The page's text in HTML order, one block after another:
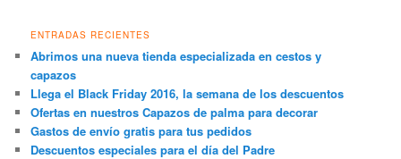
ENTRADAS RECIENTES
Abrimos una nueva tienda especializada en cestos y
capazos
Llega el Black Friday 2016, la semana de los descuentos
Ofertas en nuestros Capazos de palma para decorar
Gastos de envío gratis para tus pedidos
Descuentos especiales para el día del Padre